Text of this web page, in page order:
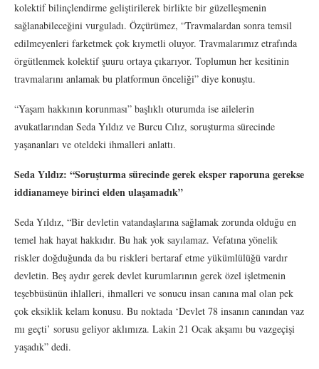
kolektif bilinçlendirme geliştirilerek birlikte bir güzelleşmenin
sağlanabileceğini vurguladı. Özçürümez, “Travmalardan sonra temsil
edilmeyenleri farketmek çok kıymetli oluyor. Travmalarımız etrafında
örgütlenmek kolektif şuuru ortaya çıkarıyor. Toplumun her kesitinin
travmalarını anlamak bu platformun önceliği” diye konuştu.
“Yaşam hakkının korunması” başlıklı oturumda ise ailelerin
avukatlarından Seda Yıldız ve Burcu Cılız, soruşturma sürecinde
yaşananları ve oteldeki ihmalleri anlattı.
Seda Yıldız: “Soruşturma sürecinde gerek eksper raporuna gerekse
iddianameye birinci elden ulaşamadık”
Seda Yıldız, “Bir devletin vatandaşlarına sağlamak zorunda olduğu en
temel hak hayat hakkıdır. Bu hak yok sayılamaz. Vefatına yönelik
riskler doğduğunda da bu riskleri bertaraf etme yükümlülüğü vardır
devletin. Beş aydır gerek devlet kurumlarının gerek özel işletmenin
teşebbüsünün ihlalleri, ihmalleri ve sonucu insan canına mal olan pek
çok eksiklik kelam konusu. Bu noktada ‘Devlet 78 insanın canından vaz
mı geçti’ sorusu geliyor aklımıza. Lakin 21 Ocak akşamı bu vazgeçişi
yaşadık” dedi.